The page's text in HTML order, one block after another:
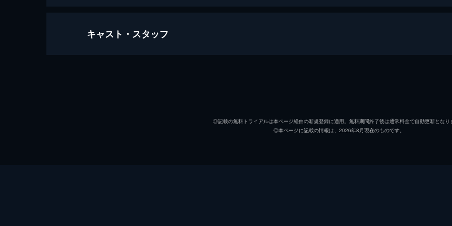
オールド・ボーイ
キャスト・スタッフ
◎記載の無料トライアルは本ページ経由の新規登録に適用。無料期間終了後は通常料金で自動更新となり
◎本ページに記載の情報は、2026年8月現在のものです。